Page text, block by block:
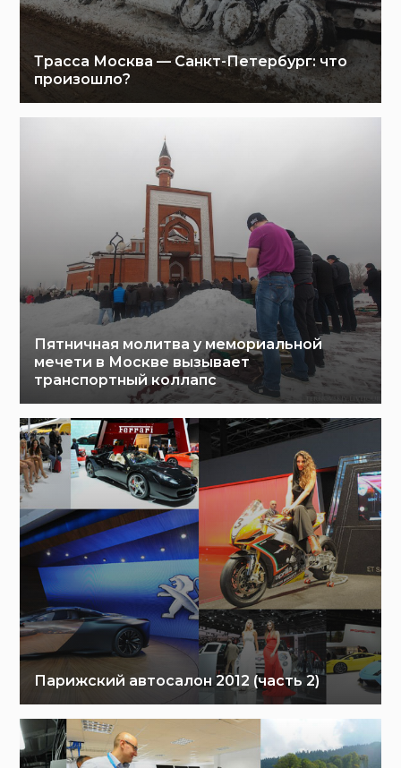
Трасса Москва — Санкт-Петербург: что
произошло?
Пятничная молитва у мемориальной
мечети в Москве вызывает
транспортный коллапс
Парижский автосалон 2012 (часть 2)